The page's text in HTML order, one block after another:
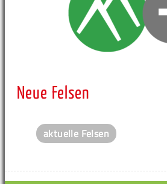
Neue Felsen
aktuelle Felsen